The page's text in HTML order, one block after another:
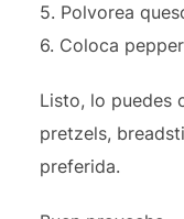
5. Polvorea
6. Coloca
Listo, lo puedes
pretzels,
preferida.